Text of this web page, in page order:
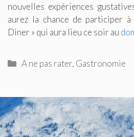
nouvelles expériences
aurez la chance de participer à
Diner » qui aura lieu ce soir au
Catégories
A ne pas rater, Gastronomie